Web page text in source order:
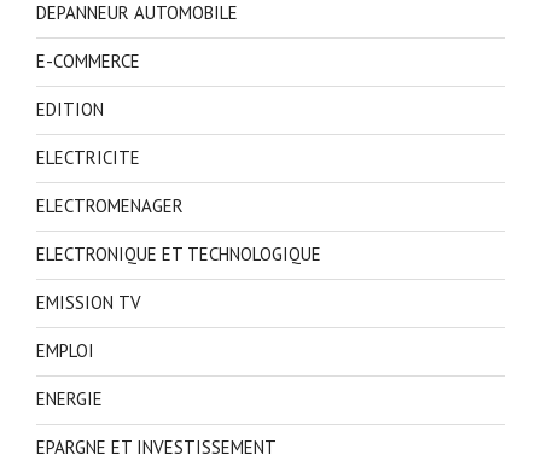
DEPANNEUR AUTOMOBILE
E-COMMERCE
EDITION
ELECTRICITE
ELECTROMENAGER
ELECTRONIQUE ET TECHNOLOGIQUE
EMISSION TV
EMPLOI
ENERGIE
EPARGNE ET INVESTISSEMENT